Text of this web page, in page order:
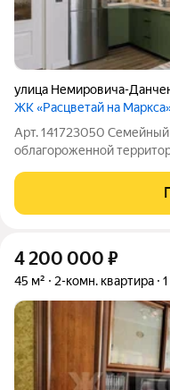
улица Немировича-
ЖК «Расцветай на
Арт. 141723050
облагороженной
будущей квартире.
хочет улучшить условия в
4 200 000 ₽
45 м² 2-комн. квартира